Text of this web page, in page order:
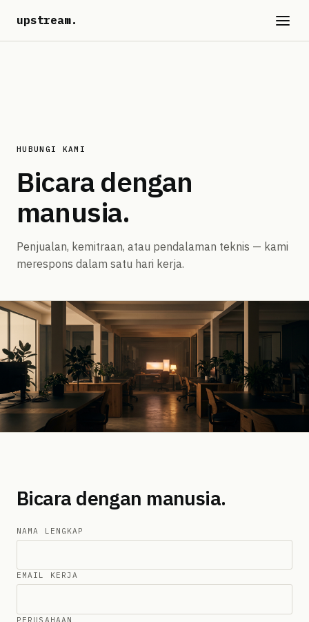
upstream.
HUBUNGI KAMI
Bicara dengan
manusia.
Penjualan, kemitraan, atau pendalaman teknis — kami
merespons dalam satu hari kerja.
Bicara dengan manusia.
NAMA LENGKAP
EMAIL KERJA
PERUSAHAAN